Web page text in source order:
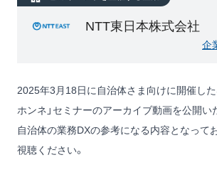
NTT東日本株式会社
企
2025年3月18日に自治体さま向けに開催した
ホンネ」セミナーのアーカイブ動画を公開い
自治体の業務DXの参考になる内容となって
視聴ください。